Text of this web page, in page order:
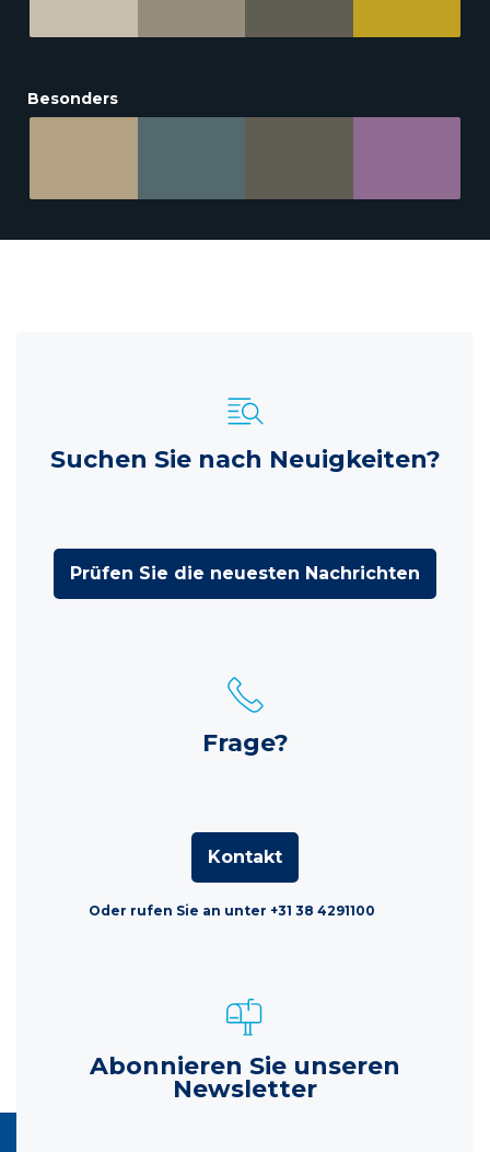
Besonders
Suchen Sie nach Neuigkeiten?
Prüfen Sie die neuesten Nachrichten
Frage?
Kontakt
Oder rufen Sie an unter +31 38 4291100
Abonnieren Sie unseren
Newsletter